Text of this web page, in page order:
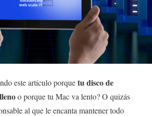
este artículo porquetu disco de
o porque tu Mac va lento? O quizás
al que le encanta mantener todo